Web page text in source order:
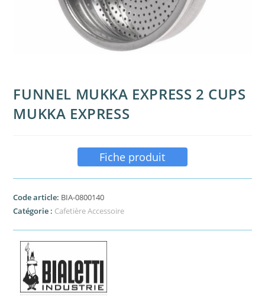
FUNNEL MUKKA EXPRESS 2 CUPS
MUKKA EXPRESS
Fiche produit
Code article: BIA-0800140
Catégorie : Cafetière Accessoire